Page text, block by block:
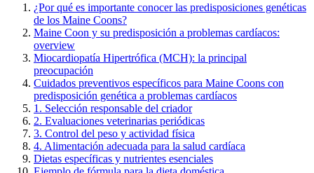
¿Por qué es importante conocer las predisposiciones genéticas
de los Maine Coons?
Maine Coon y su predisposición a problemas cardíacos:
overview
Miocardiopatía Hipertrófica (MCH): la principal
preocupación
Cuidados preventivos específicos para Maine Coons con
predisposición genética a problemas cardíacos
1. Selección responsable del criador
2. Evaluaciones veterinarias periódicas
3. Control del peso y actividad física
4. Alimentación adecuada para la salud cardíaca
Dietas específicas y nutrientes esenciales